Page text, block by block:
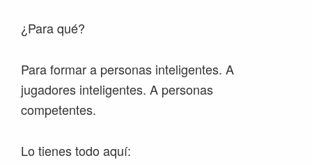
¿Para qué?
Para formar a personas inteligentes. A
jugadores inteligentes. A personas
competentes.
Lo tienes todo aquí: